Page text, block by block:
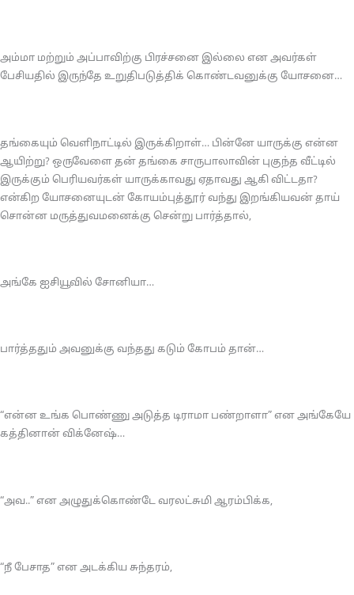
அம்மா மற்றும் அப்பாவிற்கு பிரச்சனை இல்லை என அவர்கள்
பேசியதில் இருந்தே உறுதிபடுத்திக் கொண்டவனுக்கு யோசனை…
தங்கையும் வெளிநாட்டில் இருக்கிறாள்… பின்னே யாருக்கு என்ன
ஆயிற்று? ஒருவேளை தன் தங்கை சாருபாலாவின் புகுந்த வீட்டில்
இருக்கும் பெரியவர்கள் யாருக்காவது ஏதாவது ஆகி விட்டதா?
என்கிற யோசனையுடன் கோயம்புத்தூர் வந்து இறங்கியவன் தாய்
சொன்ன மருத்துவமனைக்கு சென்று பார்த்தால்,
அங்கே ஐசியூவில் சோனியா…
பார்த்ததும் அவனுக்கு வந்தது கடும் கோபம் தான்…
“என்ன உங்க பொண்ணு அடுத்த டிராமா பண்றாளா” என அங்கேயே
கத்தினான் விக்னேஷ்…
“அவ..” என அழுதுக்கொண்டே வரலட்சுமி ஆரம்பிக்க,
“நீ பேசாத” என அடக்கிய சுந்தரம்,